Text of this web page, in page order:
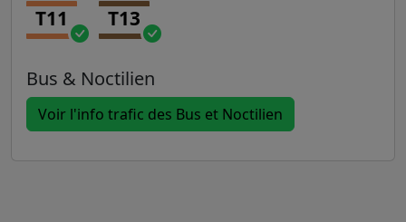
T11 T13
Bus & Noctilien
Voir l'info trafic des Bus et Noctilien